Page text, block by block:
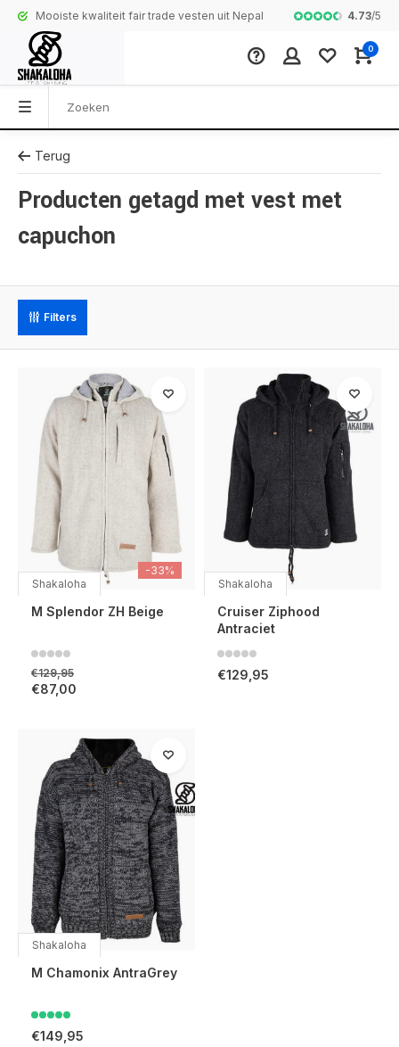
Mooiste kwaliteit fair trade vesten uit Nepal Complete
4.73/5
0
Terug
Producten getagd met vest met
capuchon
Filters
-33%
Shakaloha
M Splendor ZH Beige
€129,95
€87,00
Shakaloha
Cruiser Ziphood
Antraciet
€129,95
Shakaloha
M Chamonix AntraGrey
€149,95